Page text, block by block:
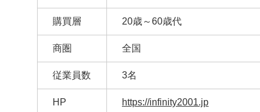
購買層 20歳～60歳代
商圏 全国
従業員数 3名
HP https://infinity2001.jp